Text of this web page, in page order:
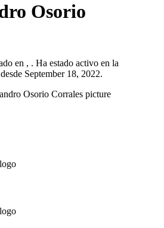
Osorio
en , . Ha estado activo en la
September 18, 2022.